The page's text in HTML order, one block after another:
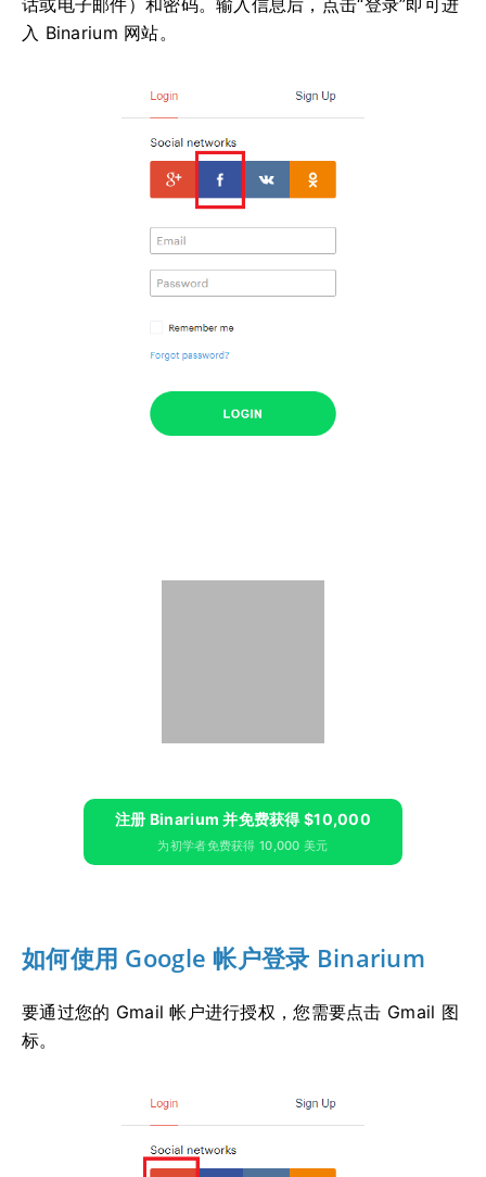
话或电子邮件）和密码。输入信息后，点击“登录”即可进
入 Binarium 网站。
注册 Binarium 并免费获得 $10,000
为初学者免费获得 10,000 美元
如何使用 Google 帐户登录 Binarium
要通过您的 Gmail 帐户进行授权，您需要点击 Gmail 图
标。